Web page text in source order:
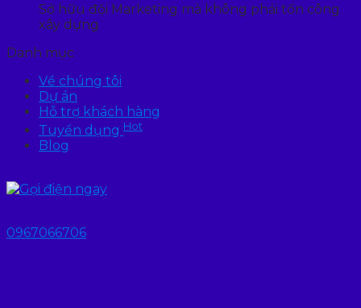
Sở hữu đội Marketing mà không phải tốn công
xây dựng
Danh mục
Về chúng tôi
Dự án
Hỗ trợ khách hàng
Tuyển dụng Hot
Blog
0967066706